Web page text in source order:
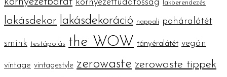
környezettudatosság lakberendezés
lakásdekor lakásdekoráció nappali poháralátét
smink testápolás the WOW tányéralátét vegán
vintage vintagestyle zerowaste zerowaste tippek